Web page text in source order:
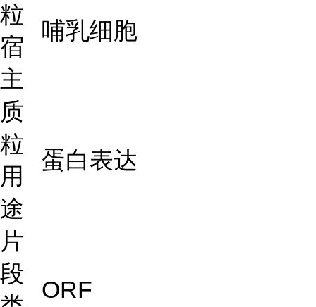
粒
宿
主
哺乳细胞
质
粒
用
途
蛋白表达
片
段
ORF